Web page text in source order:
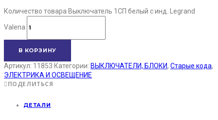
Количество товара Выключатель 1СП белый с инд. Legrand
Valena
В КОРЗИНУ
Артикул: 11853 Категории: ВЫКЛЮЧАТЕЛИ, БЛОКИ, Старые кода,
ЭЛЕКТРИКА И ОСВЕЩЕНИЕ
ПОДЕЛИТЬСЯ
ДЕТАЛИ